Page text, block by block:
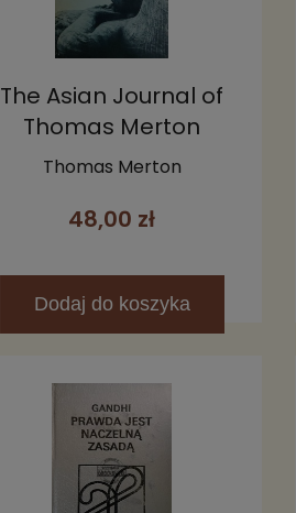
The Asian Journal of
Thomas Merton
Thomas Merton
48,00 zł
Dodaj do koszyka